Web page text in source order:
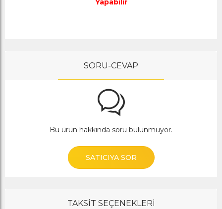
Yapabilir
SORU-CEVAP
Bu ürün hakkında soru bulunmuyor.
SATICIYA SOR
TAKSİT SEÇENEKLERİ